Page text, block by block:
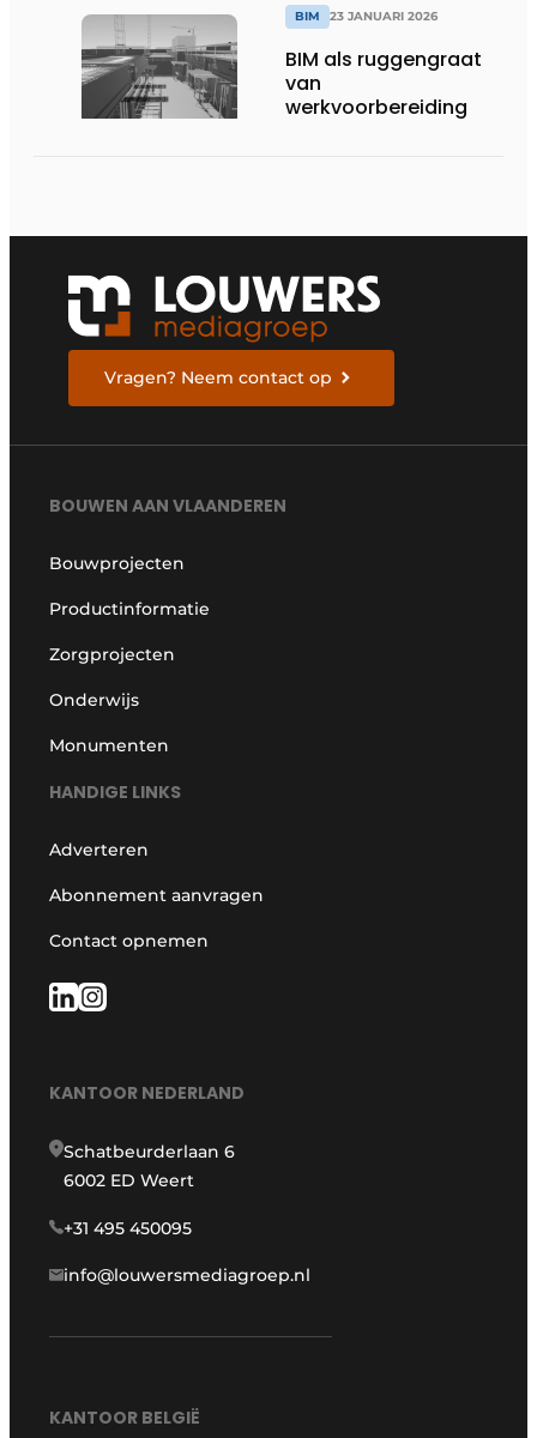
BIM 23 JANUARI 2026
BIM als ruggengraat
van
werkvoorbereiding
Vragen? Neem contact op
BOUWEN AAN VLAANDEREN
Bouwprojecten
Productinformatie
Zorgprojecten
Onderwijs
Monumenten
HANDIGE LINKS
Adverteren
Abonnement aanvragen
Contact opnemen
KANTOOR NEDERLAND
Schatbeurderlaan 6
6002 ED Weert
+31 495 450095
info@louwersmediagroep.nl
KANTOOR BELGIË